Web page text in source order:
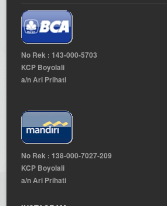
No Rek : 143-000-5703
KCP Boyolali
a/n Ari Prihati
No Rek : 138-000-7027-209
KCP Boyolali
a/n Ari Prihati